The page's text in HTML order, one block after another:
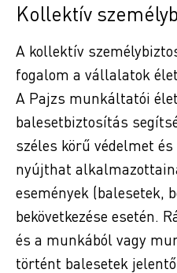
Kollektív
A kollektív
fogalom a vállalatok
A Pajzs munkáltatói
balesetbiztosítás
széles körű védelmet
nyújthat
események (balesetek,
bekövetkezése esetén.
és a munkából vagy
történt balesetek